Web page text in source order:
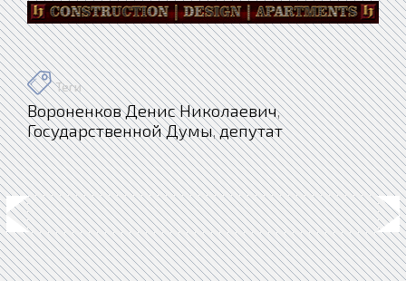
Теги
Вороненков Денис Николаевич,
Государственной Думы,депутат